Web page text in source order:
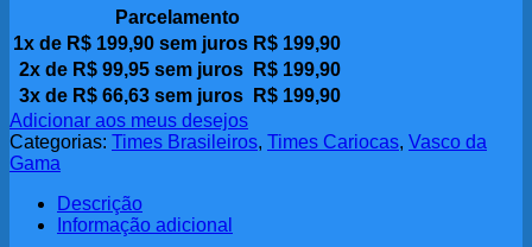
Parcelamento
1x de R$ 199,90 sem juros R$ 199,90
2x de R$99,95sem juros R$ 199,90
3x de R$66,63sem juros R$ 199,90
Adicionar aos meus desejos
Categorias: Times Brasileiros, Times Cariocas, Vasco da
Gama
Descrição
Informação adicional